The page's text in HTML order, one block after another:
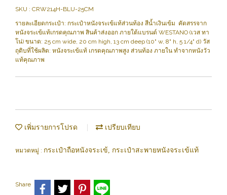
SKU : CRW214H-BLU-25CM
รายละเอียดกระเป๋า: กระเป๋าหนังจระเข้แท้ส่วนท้อง สีน้ำเงินเข้ม คัดสรรจาก
หนังจระเข้แท้เกรดคุณภาพ สินค้าส่งออก ภายใต้แบรนด์ WESTANO (เวส ทา
โน่) ขนาด: 25 cm wide, 20 cm high, 13 cm deep (10" w, 8" h, 5 1/4" d) วัส
ถุดิบที่ใช้ผลิต: หนังจระเข้แท้ เกรดคุณภาพสูง ส่วนท้อง ภายใน ทำจากหนังวัว
แท้คุณภาพ
เพิ่มรายการโปรด เปรียบเทียบ
หมวดหมู่ : กระเป๋าถือหนังจระเข้, กระเป๋าสะพายหนังจระเข้แท้
Share